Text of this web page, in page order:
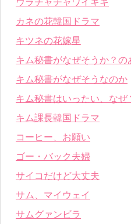
ウラチャチャワイキキ
カネの花韓国ドラマ
キツネの花嫁星
キム秘書がなぜそうか？
キム秘書がなぜそうなのか
キム秘書はいったい、なぜ
キム課長韓国ドラマ
コーヒー、お願い
ゴー・バック夫婦
サイコだけど大丈夫
サム、マイウェイ
サムグァンビラ